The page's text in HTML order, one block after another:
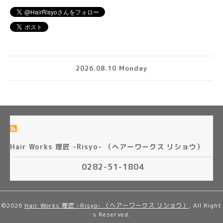
2026.08.10 Monday
Hair Works 理匠 -Risyo- （ヘアーワークス リショウ）
0282-51-1804
©2026 Hair Works 理匠 -Risyo- （ヘアーワークス リショウ） . All Right
s Reserved.